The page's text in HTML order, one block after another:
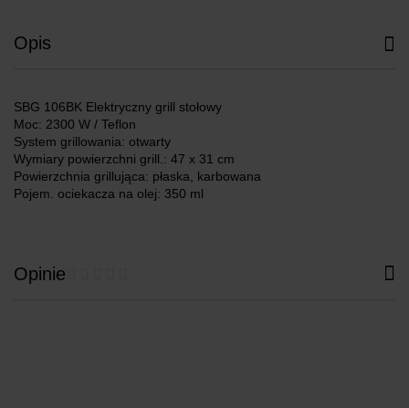
Opis
SBG 106BK Elektryczny grill stołowy
Moc: 2300 W / Teflon
System grillowania: otwarty
Wymiary powierzchni grill.: 47 x 31 cm
Powierzchnia grillująca: płaska, karbowana
Pojem. ociekacza na olej: 350 ml
Opinie